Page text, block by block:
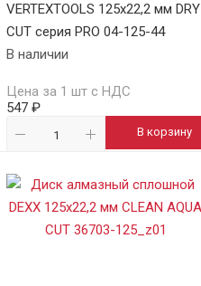
VERTEXTOOLS 125х22,2 мм DRY
CUT серия PRO 04-125-44
В наличии
Цена за 1 шт с НДС
547 ₽
В корзину